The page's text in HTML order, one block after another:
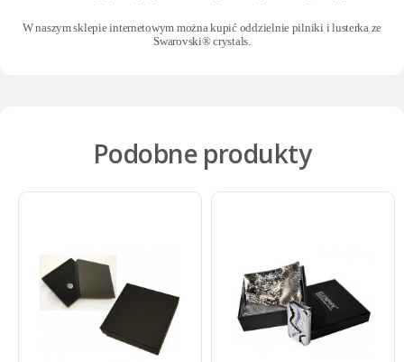
W naszym sklepie internetowym można kupić oddzielnie pilniki ilusterkaze
Swarovski® crystals.
Podobne produkty